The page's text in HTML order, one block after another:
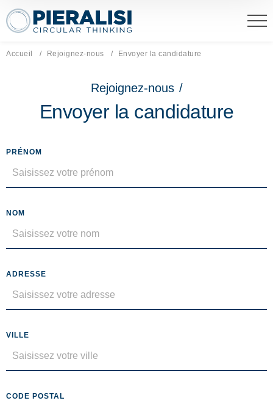
Pieralisi Maip Spa
Accueil Rejoignez-nous Page actuelle:
Envoyer la candidature
Rejoignez-nous /
Envoyer la candidature
PRÉNOM
NOM
ADRESSE
VILLE
CODE POSTAL